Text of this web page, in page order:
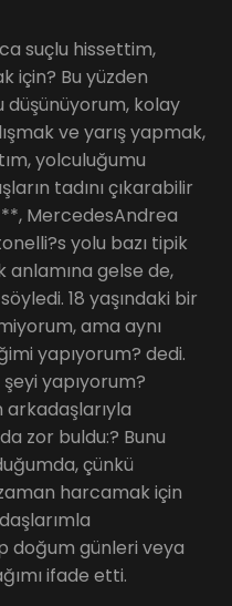
suçlu hissettim,
için? Bu yüzden
düşünüyorum, kolay
ve yarış yapmak,
yolculuğumu
tadını çıkarabilir
MercedesAndrea
yolu bazı tipik
gelse de,
18 yaşındaki bir
ama aynı
yapıyorum? dedi.
yapıyorum?
arkadaşlarıyla
zor buldu:? Bunu
çünkü
harcamak için
doğum günleri veya
ifade etti.